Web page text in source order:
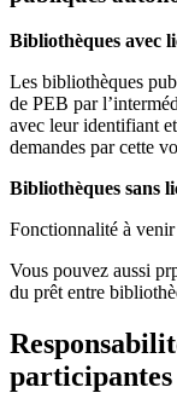
Bibliothèques avec
Les bibliothèques
de PEB par
avec leur identifiant
demandes par cette
Bibliothèques sans
Fonctionnalité à venir
Vous pouvez aussi
du prêt entre
participantes